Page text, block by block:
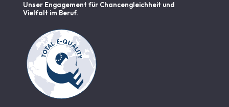
Unser Engagement für Chancen­gleichheit und
Vielfalt im Beruf.